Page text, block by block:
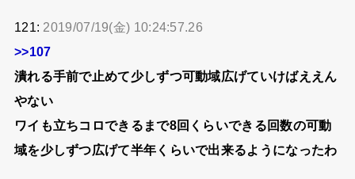
121: 2019/07/19(金) 10:24:57.26
>>107
潰れる手前で止めて少しずつ可動域広げていけばええん
やない
ワイも立ちコロできるまで8回くらいできる回数の可動
域を少しずつ広げて半年くらいで出来るようになったわ